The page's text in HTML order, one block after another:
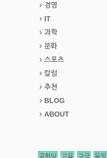
경영
IT
과학
문화
스포츠
칼럼
추천
BLOG
ABOUT